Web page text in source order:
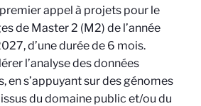
appel à projets pour le
de Master 2 (M2) de l’année
d’une durée de 6 mois.
l’analyse des données
en s’appuyant sur des génomes
du domaine public et/ou du